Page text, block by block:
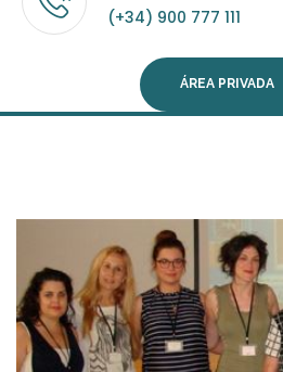
(+34) 900 777 111
ÁREA PRIVADA